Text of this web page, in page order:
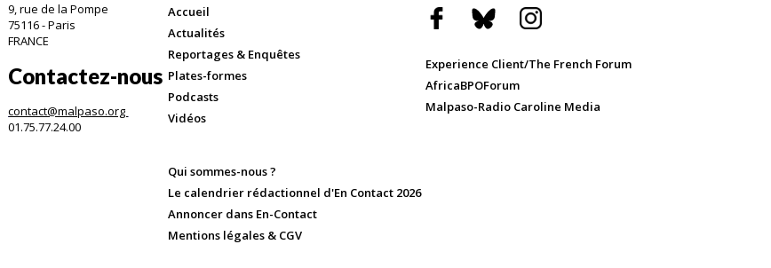
9, rue de la Pompe
75116 - Paris
FRANCE
Contactez-nous
contact@malpaso.org
01.75.77.24.00
Accueil
Actualités
Reportages & Enquêtes
Plates-formes
Podcasts
Vidéos
Qui sommes-nous ?
Le calendrier rédactionnel d'En Contact 2026
Annoncer dans En-Contact
Mentions légales & CGV
Experience Client/The French Forum
AfricaBPOForum
Malpaso-Radio Caroline Media